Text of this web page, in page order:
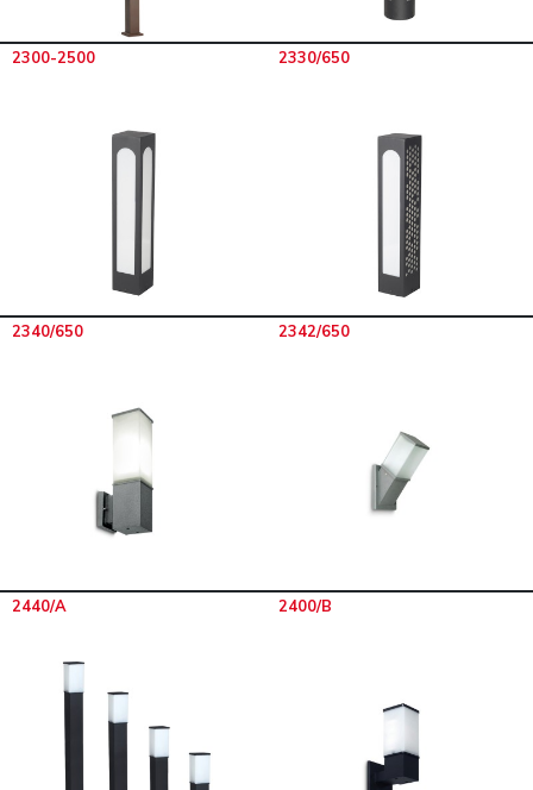
2300-2500 2330/650
2340/650 2342/650
2440/A 2400/B